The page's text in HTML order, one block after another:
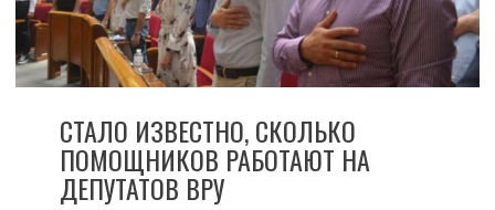
СТАЛО ИЗВЕСТНО, СКОЛЬКО
ПОМОЩНИКОВ РАБОТАЮТ НА
ДЕПУТАТОВ ВРУ